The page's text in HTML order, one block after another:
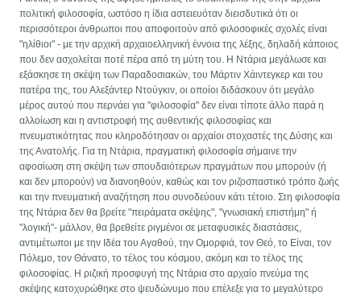
πολιτική φιλοσοφία, ωστόσο η ίδια αστειευόταν διεισδυτικά ότι οι
περισσότεροι άνθρωποι που αποφοιτούν από φιλοσοφικές σχολές είναι
"ηλίθιοι" - με την αρχική αρχαιοελληνική έννοια της λέξης, δηλαδή κάποιος
που δεν ασχολείται ποτέ πέρα από τη μύτη του. Η Ντάρια μεγάλωσε και
εξάσκησε τη σκέψη των Παραδοσιακών, του Μάρτιν Χάιντεγκερ και του
πατέρα της, του Αλεξάντερ Ντούγκιν, οι οποίοι διδάσκουν ότι μεγάλο
μέρος αυτού που περνάει για "φιλοσοφία" δεν είναι τίποτε άλλο παρά η
αλλοίωση και η αντιστροφή της αυθεντικής φιλοσοφίας και
πνευματικότητας που κληροδότησαν οι αρχαίοι στοχαστές της Δύσης και
της Ανατολής. Για τη Ντάρια, πραγματική φιλοσοφία σήμαινε την
αφοσίωση στη σκέψη των σπουδαιότερων πραγμάτων που μπορούν (ή
και δεν μπορούν) να διανοηθούν, καθώς και τον ριζοσπαστικό τρόπο ζωής
και την πνευματική αναζήτηση που συνοδεύουν κάτι τέτοιο. Στη φιλοσοφία
της Ντάρια δεν θα βρείτε "πειράματα σκέψης", "γνωσιακή επιστήμη" ή
"λογική"- μάλλον, θα βρεθείτε ριγμένοι σε μεταφυσικές διαστάσεις,
αντιμέτωποι με την Ιδέα του Αγαθού, την Ομορφιά, τον Θεό, το Είναι, τον
Πόλεμο, τον Θάνατο, το τέλος του κόσμου, ακόμη και το τέλος της
φιλοσοφίας. Η ριζική προσφυγή της Ντάρια στο αρχαίο πνεύμα της
σκέψης κατοχυρώθηκε στο ψευδώνυμο που επέλεξε για το μεγαλύτερο